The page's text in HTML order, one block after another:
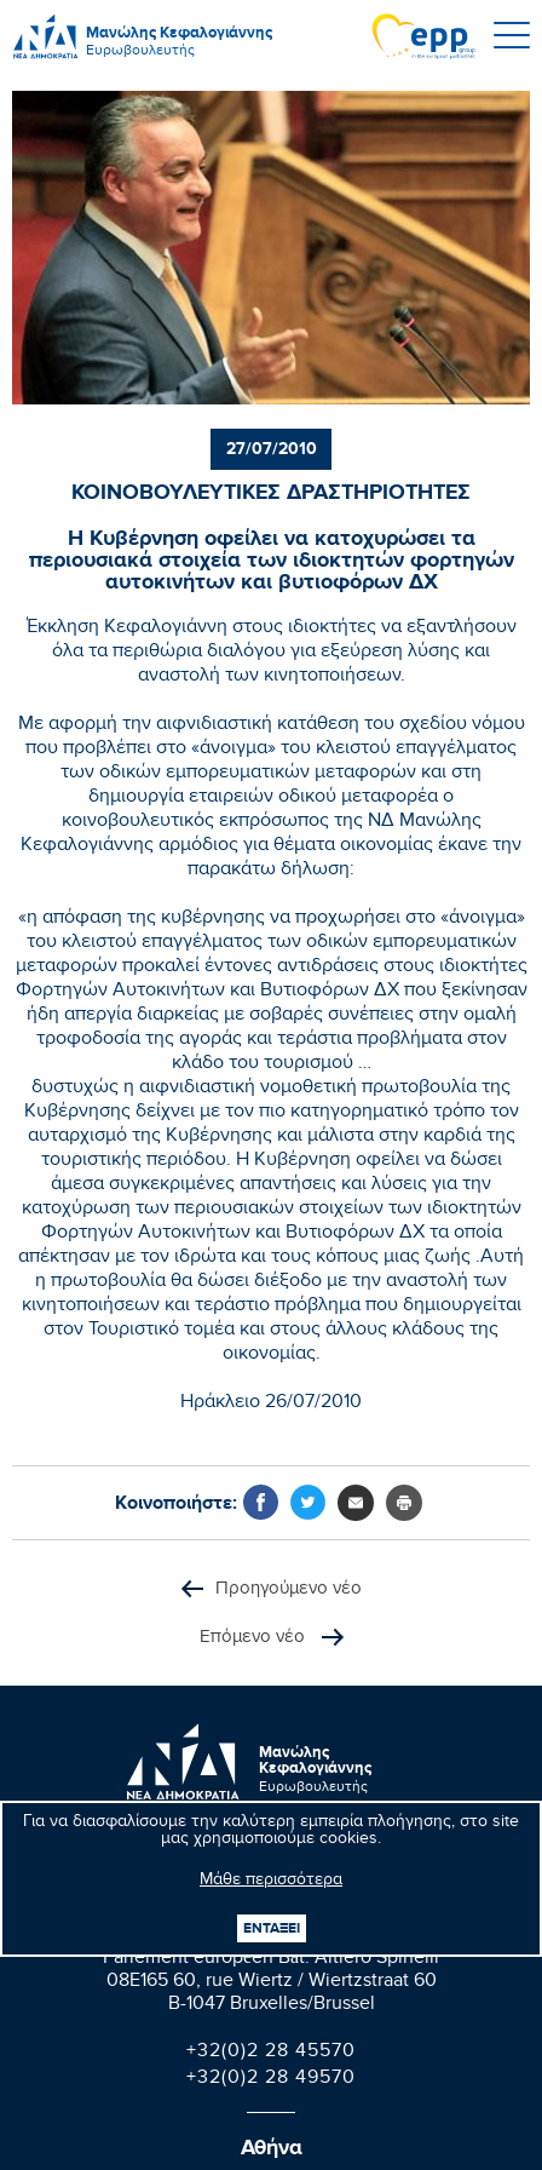
Μανώλης Κεφαλογιάννης
Ευρωβουλευτής
Για να διασφαλίσουμε την καλύτερη εμπειρία πλοήγησης, στο site
μας χρησιμοποιούμε cookies.
Μάθε περισσότερα
ΕΝΤΑΞΕΙ
27/07/2010
ΚΟΙΝΟΒΟΥΛΕΥΤΙΚΕΣ ΔΡΑΣΤΗΡΙΟΤΗΤΕΣ
Η Κυβέρνηση οφείλει να κατοχυρώσει τα
περιουσιακά στοιχεία των ιδιοκτητών φορτηγών
αυτοκινήτων και βυτιοφόρων ΔΧ
Έκκληση Κεφαλογιάννη στους ιδιοκτήτες να εξαντλήσουν
όλα τα περιθώρια διαλόγου για εξεύρεση λύσης και
αναστολή των κινητοποιήσεων.
Με αφορμή την αιφνιδιαστική κατάθεση του σχεδίου νόμου
που προβλέπει στο «άνοιγμα» του κλειστού επαγγέλματος
των οδικών εμπορευματικών μεταφορών και στη
δημιουργία εταιρειών οδικού μεταφορέα ο
κοινοβουλευτικός εκπρόσωπος της ΝΔ Μανώλης
Κεφαλογιάννης αρμόδιος για θέματα οικονομίας έκανε την
παρακάτω δήλωση:
«η απόφαση της κυβέρνησης να προχωρήσει στο «άνοιγμα»
του κλειστού επαγγέλματος των οδικών εμπορευματικών
μεταφορών προκαλεί έντονες αντιδράσεις στους ιδιοκτήτες
Φορτηγών Αυτοκινήτων και Βυτιοφόρων ΔΧ που ξεκίνησαν
ήδη απεργία διαρκείας με σοβαρές συνέπειες στην ομαλή
τροφοδοσία της αγοράς και τεράστια προβλήματα στον
κλάδο του τουρισμού …
δυστυχώς η αιφνιδιαστική νομοθετική πρωτοβουλία της
Κυβέρνησης δείχνει με τον πιο κατηγορηματικό τρόπο τον
αυταρχισμό της Κυβέρνησης και μάλιστα στην καρδιά της
τουριστικής περιόδου. Η Κυβέρνηση οφείλει να δώσει
άμεσα συγκεκριμένες απαντήσεις και λύσεις για την
κατοχύρωση των περιουσιακών στοιχείων των ιδιοκτητών
Φορτηγών Αυτοκινήτων και Βυτιοφόρων ΔΧ τα οποία
απέκτησαν με τον ιδρώτα και τους κόπους μιας ζωής .Αυτή
η πρωτοβουλία θα δώσει διέξοδο με την αναστολή των
κινητοποιήσεων και τεράστιο πρόβλημα που δημιουργείται
στον Τουριστικό τομέα και στους άλλους κλάδους της
οικονομίας.
Ηράκλειο 26/07/2010
Κοινοποιήστε:
Προηγούμενο νέο
Επόμενο νέο
Μανώλης
Κεφαλογιάννης
Ευρωβουλευτής
Βρυξέλλες
Parlement européen Bât. Altiero Spinelli
08E165 60, rue Wiertz / Wiertzstraat 60
B-1047 Bruxelles/Brussel
+32(0)2 28 45570
+32(0)2 28 49570
Αθήνα